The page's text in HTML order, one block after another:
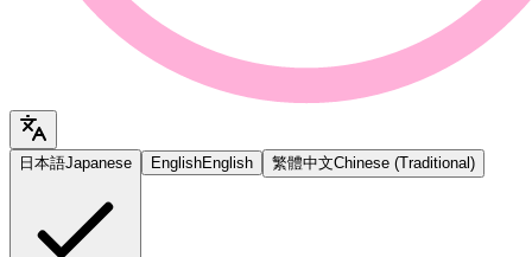
日本語Japanese EnglishEnglish 繁體中文Chinese (Traditional)